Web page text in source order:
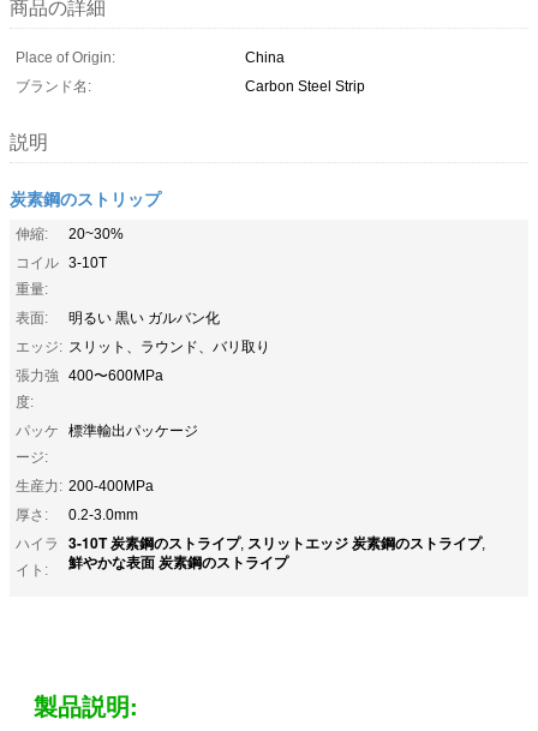
商品の詳細
Place of Origin:
China
ブランド名:
Carbon Steel Strip
説明
炭素鋼のストリップ
伸縮:
20~30%
コイル
重量:
3-10T
表面:
明るい 黒い ガルバン化
エッジ: スリット、ラウンド、バリ取り
張力強
度:
400〜600MPa
パッケ
ージ:
標準輸出パッケージ
生産力: 200-400MPa
厚さ:
0.2-3.0mm
ハイラ
イト:
3-10T 炭素鋼のストライプ, スリットエッジ 炭素鋼のストライプ,
鮮やかな表面 炭素鋼のストライプ
製品説明: